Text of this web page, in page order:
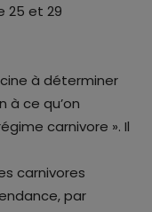
25 et 29
à déterminer
à ce qu’on
carnivore ». Il
carnivores
par